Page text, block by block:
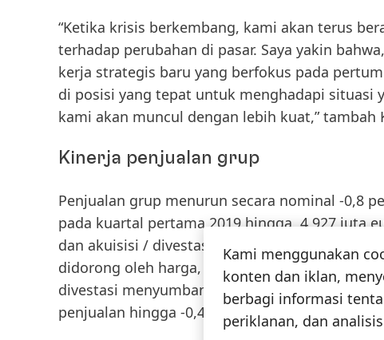
“Ketika krisis berkembang, kami akan terus
terhadap perubahan di pasar. Saya yakin
kerja strategis baru yang berfokus pada
di posisi yang tepat untuk menghadapi situasi
kami akan muncul dengan lebih kuat,” tambah
Kinerja penjualan grup
Penjualan grup menurun secara nominal -0,8
pada kuartal pertama 2019 hingga 4,927 juta
dan akuisisi / divestasi), penjualan menurun
didorong oleh harga, dengan perkembangan
divestasi menyumbang peningkatan sebesar
penjualan hingga -0,4 persen.
Kami menggunakan
konten dan iklan,
berbagi informasi
periklanan, dan